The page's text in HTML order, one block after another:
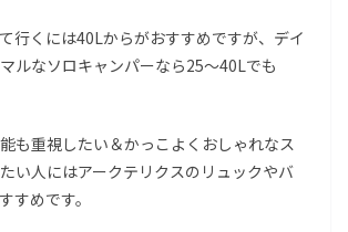
行くには40Lからがおすすめですが、デイ
ルなソロキャンパーなら25〜40Lでも
も重視したい＆かっこよくおしゃれなス
い人にはアークテリクスのリュックやバ
すめです。